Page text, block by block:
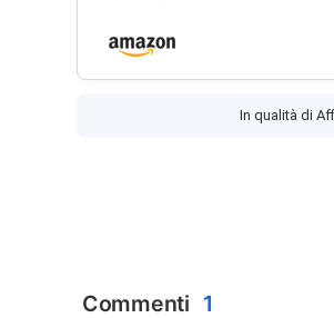
In qualità di
Commenti 1